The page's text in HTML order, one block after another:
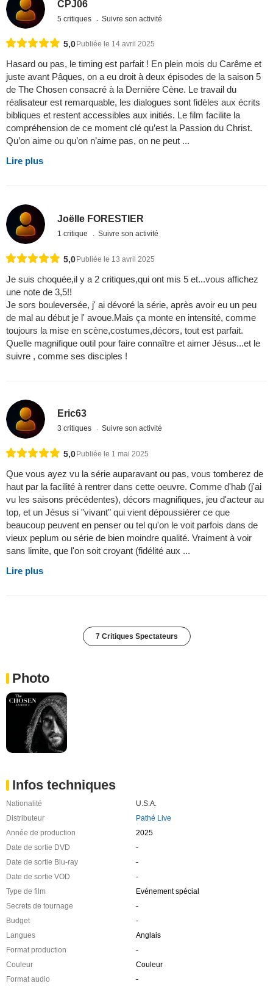
CPJ06
5 critiques Suivre son activité
5,0 Publiée le 14 avril 2025
Hasard ou pas, le timing est parfait ! En plein mois du Carême et
juste avant Pâques, on a eu droit à deux épisodes de la saison 5
de The Chosen consacré à la Dernière Cène. Le travail du
réalisateur est remarquable, les dialogues sont fidèles aux écrits
bibliques et restent accessibles aux initiés. Le film facilite la
compréhension de ce moment clé qu’est la Passion du Christ.
Qu’on aime ou qu’on n’aime pas, on ne peut ...
Lire plus
Joëlle FORESTIER
1 critique Suivre son activité
5,0Publiée le 13 avril 2025
Je suis choquée,il y a 2 critiques,qui ont mis 5 et...vous affichez
une note de 3,5!!
Je sors bouleversée, j' ai dévoré la série, après avoir eu un peu
de mal au début je l' avoue.Mais ça monte en intensité, comme
toujours la mise en scène,costumes,décors, tout est parfait.
Quelle magnifique outil pour faire connaître et aimer Jésus...et le
suivre , comme ses disciples !
Eric63
3 critiques Suivre son activité
5,0Publiée le 1 mai 2025
Que vous ayez vu la série auparavant ou pas, vous tomberez de
haut par la facilité à rentrer dans cette oeuvre. Comme d'hab (j'ai
vu les saisons précédentes), décors magnifiques, jeu d'acteur au
top, et un Jésus si "vivant" qui vient dépoussiérer ce que
beaucoup peuvent en penser ou tel qu'on le voit parfois dans de
vieux peplum ou série de bien moindre qualité. Vraiment à voir
sans limite, que l'on soit croyant (fidélité aux ...
Lire plus
7 Critiques Spectateurs
Photo
Infos techniques
Nationalité
U.S.A.
Distributeur
Pathé Live
Année de production
2025
Date de sortie DVD
-
Date de sortie Blu-ray
-
Date de sortie VOD
-
Type de film
Evénement spécial
Secrets de tournage
-
Budget
-
Langues
Anglais
Format production
-
Couleur
Couleur
Format audio
-